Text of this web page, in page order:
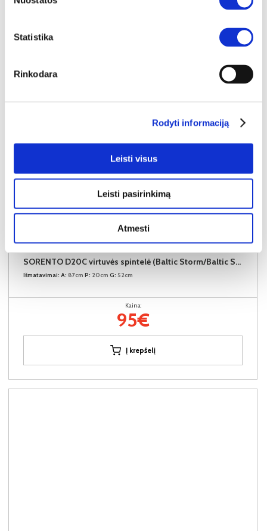
Statistika
Rinkodara
Rodyti informaciją
Leisti visus
Leisti pasirinkimą
Atmesti
SORENTO D20C virtuvės spintelė (Baltic Storm/Baltic Storm)
Išmatavimai: A: 87cm P: 20cm G: 52cm
Kaina:
95€
Į krepšelį